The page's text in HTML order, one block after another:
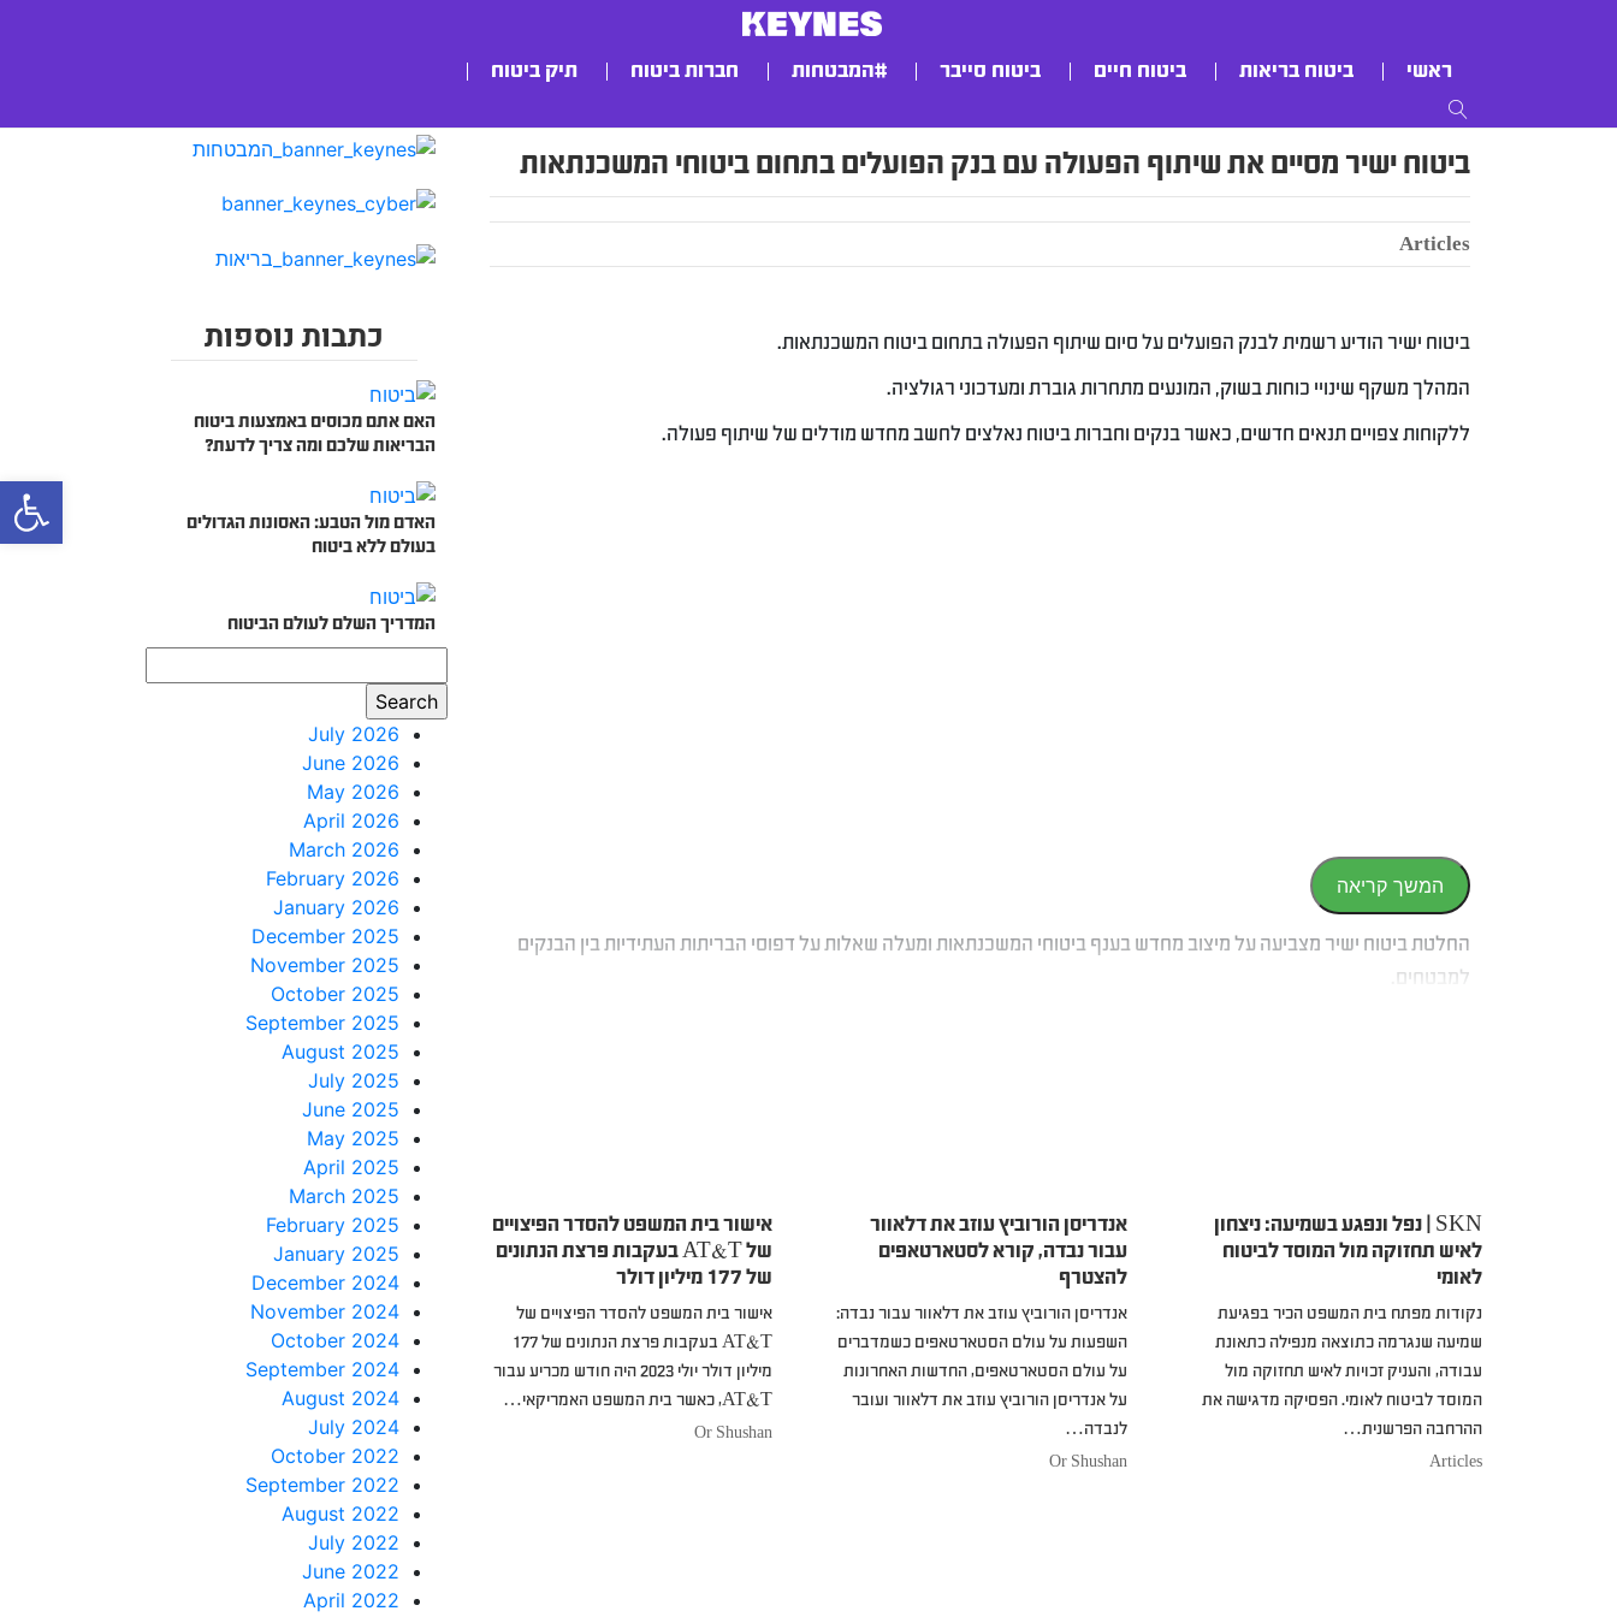
ראשי ביטוח בריאות ביטוח חיים ביטוח סייבר #המבטחות חברות ביטוח תיק ביטוח
ביטוח ישיר מסיים את שיתוף הפעולה עם בנק הפועלים בתחום ביטוחי המשכנתאות
Articles
ביטוח ישיר הודיע רשמית לבנק הפועלים על סיום שיתוף הפעולה בתחום ביטוח המשכנתאות.
המהלך משקף שינויי כוחות בשוק, המונעים מתחרות גוברת ומעדכוני רגולציה.
ללקוחות צפויים תנאים חדשים, כאשר בנקים וחברות ביטוח נאלצים לחשב מחדש מודלים של שיתוף פעולה.
המשך קריאה
החלטת ביטוח ישיר מצביעה על מיצוב מחדש בענף ביטוחי המשכנתאות ומעלה שאלות על דפוסי הבריתות העתידיות בין הבנקים
למבטחים.
SKN | נפל ונפגע בשמיעה: ניצחון
לאיש תחזוקה מול המוסד לביטוח
לאומי
נקודות מפתח בית המשפט הכיר בפגיעת
שמיעה שנגרמה כתוצאה מנפילה כתאונת
עבודה, והעניק זכויות לאיש תחזוקה מול
המוסד לביטוח לאומי. הפסיקה מדגישה את
ההרחבה הפרשנית…
Articles
אנדריסן הורוביץ עוזב את דלאוור
עבור נבדה, קורא לסטארטאפים
להצטרף
אנדריסן הורוביץ עוזב את דלאוור עבור נבדה:
השפעות על עולם הסטארטאפים כשמדברים
על עולם הסטארטאפים, החדשות האחרונות
על אנדריסן הורוביץ עוזב את דלאוור ועובר
לנבדה…
Or Shushan
אישור בית המשפט להסדר הפיצויים
של AT&T בעקבות פרצת הנתונים
של 177 מיליון דולר
אישור בית המשפט להסדר הפיצויים של
AT&T בעקבות פרצת הנתונים של 177
מיליון דולר יולי 2023 היה חודש מכריע עבור
AT&T, כאשר בית המשפט האמריקאי…
Or Shushan
כתבות נוספות
האם אתם מכוסים באמצעות ביטוח
הבריאות שלכם ומה צריך לדעת?
האדם מול הטבע: האסונות הגדולים
בעולם ללא ביטוח
המדריך השלם לעולם הביטוח
July 2026
June 2026
May 2026
April 2026
March 2026
February 2026
January 2026
December 2025
November 2025
October 2025
September 2025
August 2025
July 2025
June 2025
May 2025
April 2025
March 2025
February 2025
January 2025
December 2024
November 2024
October 2024
September 2024
August 2024
July 2024
October 2022
September 2022
August 2022
July 2022
June 2022
April 2022